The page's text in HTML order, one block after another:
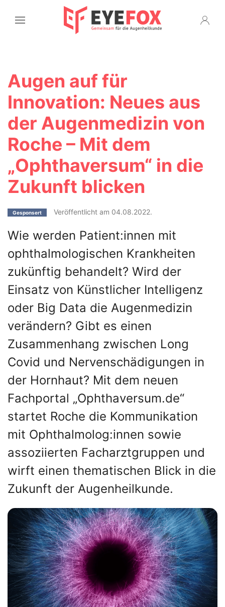
Augen auf für
Innovation: Neues aus
der Augenmedizin von
Roche – Mit dem
„Ophthaversum“ in die
Zukunft blicken
Gesponsert Veröffentlicht am 04.08.2022.
Wie werden Patient:innen mit
ophthalmologischen Krankheiten
zukünftig behandelt? Wird der
Einsatz von Künstlicher Intelligenz
oder Big Data die Augenmedizin
verändern? Gibt es einen
Zusammenhang zwischen Long
Covid und Nervenschädigungen in
der Hornhaut? Mit dem neuen
Fachportal „Ophthaversum.de“
startet Roche die Kommunikation
mit Ophthalmolog:innen sowie
assoziierten Facharztgruppen und
wirft einen thematischen Blick in die
Zukunft der Augenheilkunde.